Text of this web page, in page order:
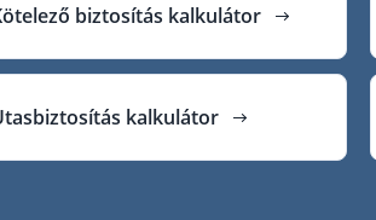
biztosítás kalkulátor
kalkulátor